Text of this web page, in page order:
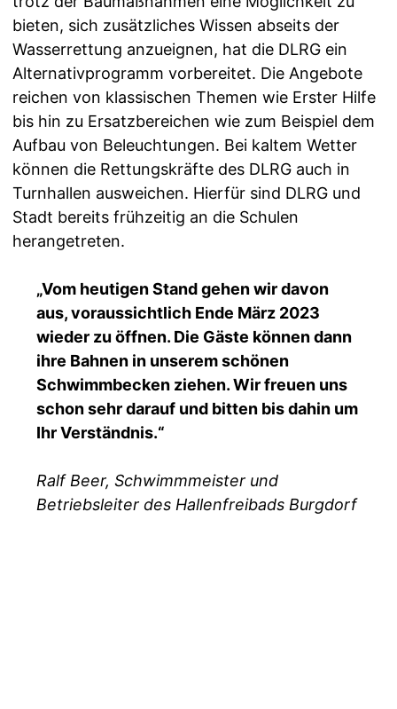
bieten, sich zusätzliches Wissen abseits der
Wasserrettung anzueignen, hat die DLRG ein
Alternativprogramm vorbereitet. Die Angebote
reichen von klassischen Themen wie Erster Hilfe
bis hin zu Ersatzbereichen wie zum Beispiel dem
Aufbau von Beleuchtungen. Bei kaltem Wetter
können die Rettungskräfte des DLRG auch in
Turnhallen ausweichen. Hierfür sind DLRG und
Stadt bereits frühzeitig an die Schulen
herangetreten.
„Vom heutigen Stand gehen wir davon
aus, voraussichtlich Ende März 2023
wieder zu öffnen. Die Gäste können dann
ihre Bahnen in unserem schönen
Schwimmbecken ziehen. Wir freuen uns
schon sehr darauf und bitten bis dahin um
Ihr Verständnis.“
Ralf Beer, Schwimmmeister und
Betriebsleiter des Hallenfreibads Burgdorf